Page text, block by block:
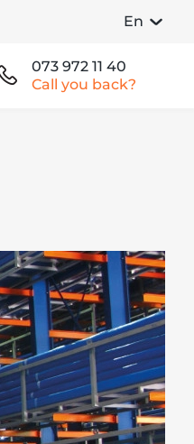
En
073 972 11 40
Call you back?